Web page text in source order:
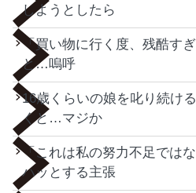
しようとしたら
「買い物に行く度、残酷す
と…嗚呼
16歳くらいの娘を叱り続け
くと…マジか
「これは私の努力不足では
ハッとする主張